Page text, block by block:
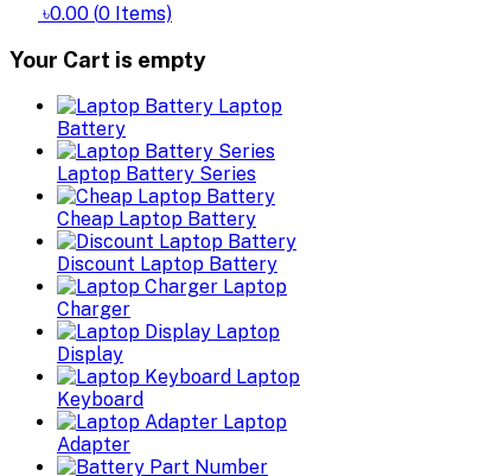
৳0.00 (0 Items)
Your Cart is empty
Laptop
Battery
Laptop Battery Series
Cheap Laptop Battery
Discount Laptop Battery
Laptop
Charger
Laptop
Display
Laptop
Keyboard
Laptop
Adapter